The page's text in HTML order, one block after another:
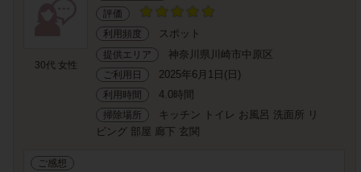
30代 女性
評価
利用頻度
スポット
提供エリア 神奈川県川崎市中原区
ご利用日 2025年6月1日(日)
利用時間 4.0時間
掃除場所
キッチン トイレ お風呂 洗面所 リ
ビング 部屋 廊下 玄関
ご感想